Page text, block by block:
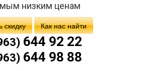
низким ценам
скидку Как нас найти
644 92 22
644 98 88